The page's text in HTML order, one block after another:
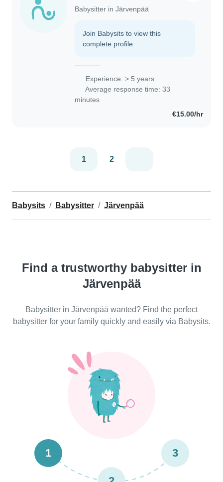
Babysitter in Järvenpää
Join Babysits to view this
complete profile.
Experience: > 5 years
Average response time: 33
minutes
€15.00/hr
1 2
Babysits Babysitter Järvenpää
Find a trustworthy babysitter in
Järvenpää
Babysitter in Järvenpää wanted? Find the perfect
babysitter for your family quickly and easily via Babysits.
1 3